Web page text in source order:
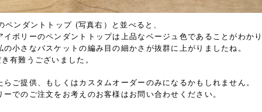
ンダントトップ (写真右）と並べると、
イボリーのペンダントトップは上品なベージュ色であることがわか
小さなバスケットの編み目の細かさが抜群に上がりましたね。
有難うございました。
ご提供、もしくはカスタムオーダーのみになるかもしれません。
でのご注文をお考えのお客様はお問い合わせください。